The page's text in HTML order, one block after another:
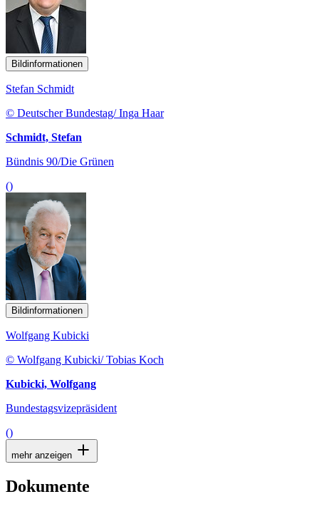
Bildinformationen
Stefan Schmidt
© Deutscher Bundestag/ Inga Haar
Schmidt, Stefan
Bündnis 90/Die Grünen
()
Bildinformationen
Wolfgang Kubicki
© Wolfgang Kubicki/ Tobias Koch
Kubicki, Wolfgang
Bundestagsvizepräsident
()
mehr anzeigen
Dokumente